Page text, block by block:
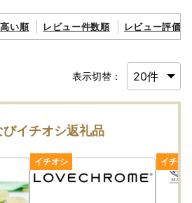
高い順 レビュー件数順 レビュー評価順
表示切替：
びイチオシ返礼品